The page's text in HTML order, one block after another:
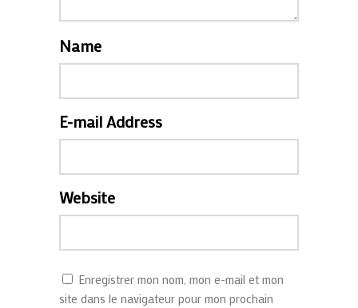
Name
E-mail Address
Website
Enregistrer mon nom, mon e-mail et mon
site dans le navigateur pour mon prochain